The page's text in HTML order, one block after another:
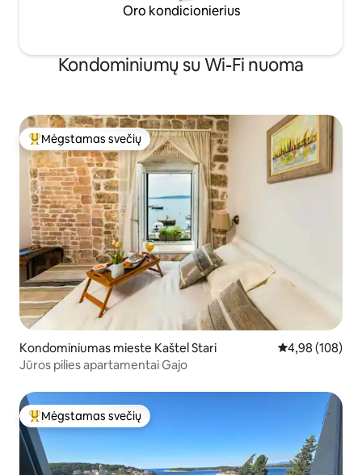
Oro kondicionierius
Kondominiumų su Wi-Fi nuoma
Svečių mėgstamiausias
Mėgstamas svečių
Kondominiumas mieste Kaštel Stari Vidutinis
4,98 (108)
Jūros pilies apartamentai Gajo
Svečių mėgstamiausias
Mėgstamas svečių